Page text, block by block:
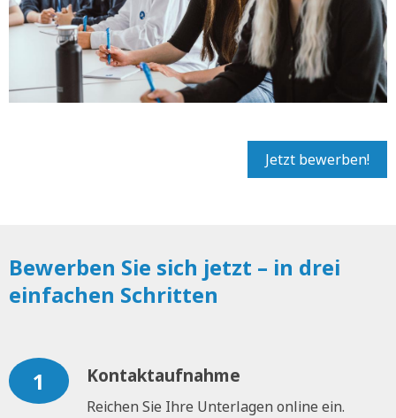
Jetzt bewerben!
Bewerben Sie sich jetzt – in drei
einfachen Schritten
1 Kontaktaufnahme
Reichen Sie Ihre Unterlagen online ein.